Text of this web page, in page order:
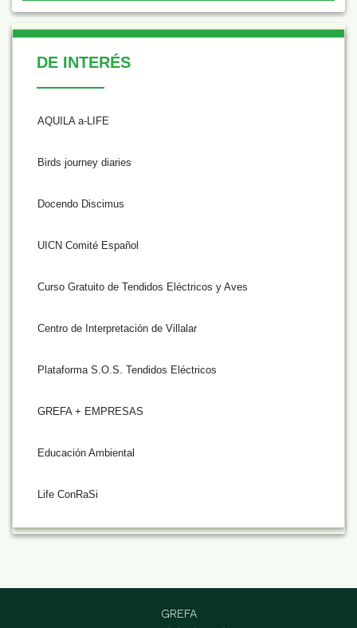
De Interés
DE INTERÉS
AQUILA a-LIFE
Birds journey diaries
Docendo Discimus
UICN Comité Español
Curso Gratuito de Tendidos Eléctricos y Aves
Centro de Interpretación de Villalar
Plataforma S.O.S. Tendidos Eléctricos
GREFA + EMPRESAS
Educación Ambiental
Life ConRaSi
GREFA